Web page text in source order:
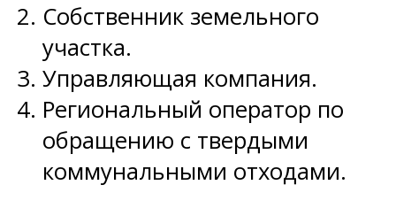
Собственник земельного
участка.
Управляющая компания.
Региональный оператор по
обращению с твердыми
коммунальными отходами.